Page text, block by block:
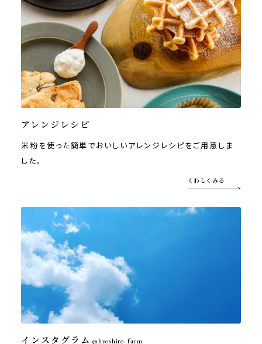
アレンジレシピ
米粉を使った簡単でおいしいアレンジレシピをご用意しま
した。
くわしくみる
インスタグラム @hyoshiro_farm